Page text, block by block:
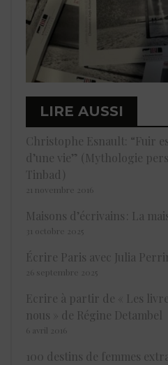
LIRE AUSSI
Christophe Esnault: “Fuir
d’une vie” (Mythologie
Tinbad)
21 novembre 2016
Maisons d’écrivains : La
31 octobre 2025
Écrire Paris avec Julia
26 septembre 2025
Ecrire à partir de « Les
nous » de Régine Detambel
6 avril 2016
100 destins de femmes